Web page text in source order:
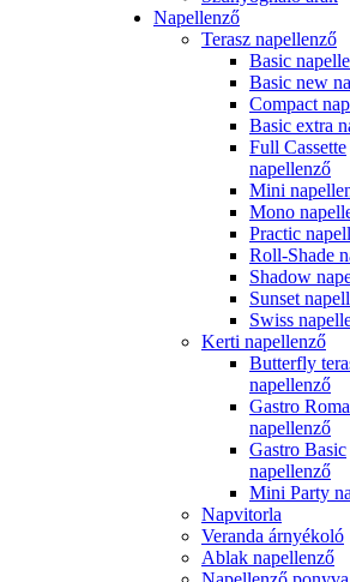
Napellenző
Terasz napellenző
Basic
Basic new
Compact
Basic extra
Full Cassette
napellenző
Mini
Mono
Practic
Roll-Shade
Shadow
Sunset
Swiss
Kerti napellenző
Butterfly
napellenző
Gastro
napellenző
Gastro Basic
napellenző
Mini Party
Napvitorla
Veranda árnyékoló
Ablak napellenző